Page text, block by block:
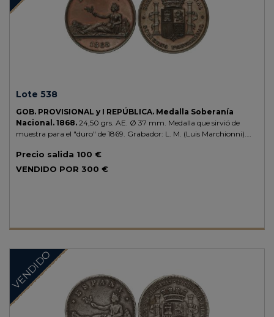
Lote 538
GOB. PROVISIONAL y I REPÚBLICA. Medalla Soberanía
Nacional. 1868. 24,50 grs. AE. Ø 37 mm. Medalla que sirvió de
muestra para el "duro" de 1869. Grabador: L. M. (Luis Marchionni).
Precio salida 100 €
VENDIDO POR 300 €
VENDIDO